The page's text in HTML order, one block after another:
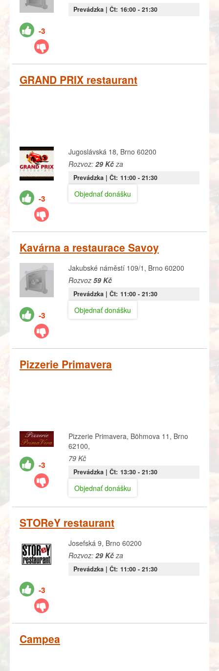
-3
Prevádzka | Čt: 16:00- 21:30
GRAND PRIX restaurant
-3
Jugoslávská 18, Brno 60200
Rozvoz: 29 Kčza
Prevádzka | Čt: 11:00- 21:30
Objednať donášku
Kavárna a restaurace Savoy
-3
Jakubské náměstí 109/1, Brno 60200
Rozvoz 59 Kč
Prevádzka | Čt: 11:00- 21:30
Objednať donášku
Pizzerie Primavera
-3
Pizzerie Primavera, Böhmova 11, Brno
62100,
79 Kč
Prevádzka | Čt: 13:30- 21:30
Objednať donášku
STOReY restaurant
-3
Josefská 9, Brno 60200
Rozvoz: 29 Kčza
Prevádzka | Čt: 11:00- 21:30
Campea